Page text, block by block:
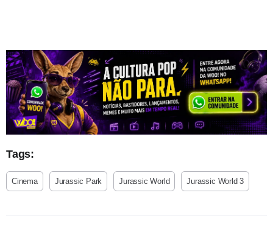
Tags:
Cinema Jurassic Park Jurassic World Jurassic World 3